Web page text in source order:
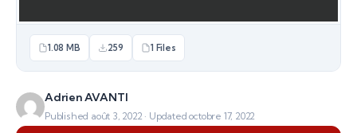
1.08 MB 259 1 Files
Adrien AVANTI
Published août 3, 2022 · Updated octobre 17, 2022